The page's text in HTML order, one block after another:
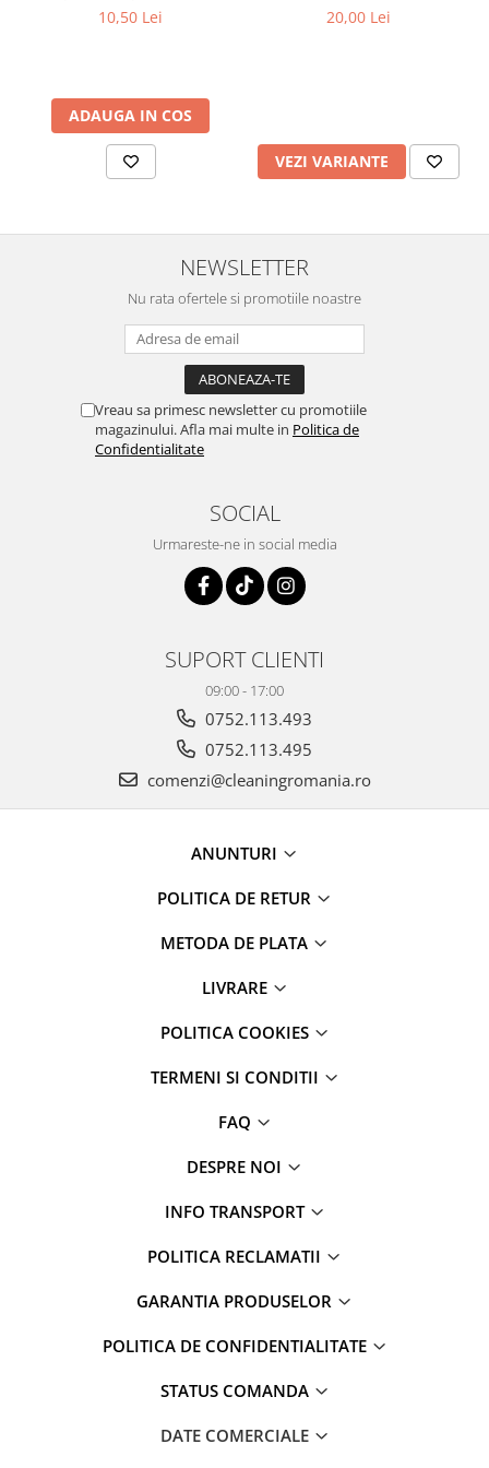
Sapun lichid,solid , spuma si sare
de baie
Lotiuni ,lapte,creme si uleiuri
Parfumuri si seturi cadouri
Sampon,balsam,masti si
tratamente pentru par
Cosmetice pentru copii si bebelusi
Machiaj si manichiura
Jocuri&Puzzle,jucarii,periferice PC
Produse brand DAXI
Daxi Probiotic
Jocuri & Divertisment
,30 ml
10,50 Lei
ADAUGA IN COS
diferite culori
20,00 Lei
VEZI VARIANTE
NEWSLETTER
Nu rata ofertele si promotiile noastre
Vreau sa primesc newsletter cu promotiile
magazinului. Afla mai multe in Politica de
Confidentialitate
SOCIAL
Urmareste-ne in social media
SUPORT CLIENTI
09:00 - 17:00
0752.113.493
0752.113.495
comenzi@cleaningromania.ro
ANUNTURI
POLITICA DE RETUR
METODA DE PLATA
LIVRARE
POLITICA COOKIES
TERMENI SI CONDITII
FAQ
DESPRE NOI
INFO TRANSPORT
POLITICA RECLAMATII
GARANTIA PRODUSELOR
POLITICA DE CONFIDENTIALITATE
STATUS COMANDA
DATE COMERCIALE